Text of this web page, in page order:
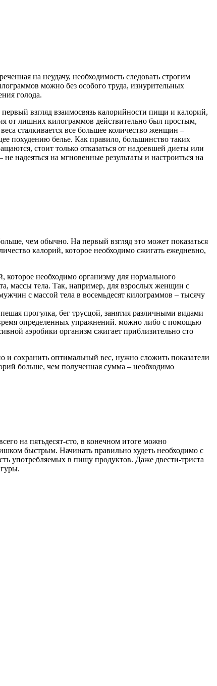
на неудачу, необходимость следовать строгим
можно без особого труда, изнурительных
голода.
взгляд взаимосвязь калорийности пищи и калорий,
от лишних килограммов действительно был простым,
сталкивается все большее количество женщин –
похудению белье. Как правило, большинство таких
стоит только отказаться от надоевшей диеты или
надеяться на мгновенные результаты и настроиться на
чем обычно. На первый взгляд это может показаться
калорий, которое необходимо сжигать ежедневно,
которое необходимо организму для нормального
массы тела. Так, например, для взрослых женщин с
с массой тела в восемьдесят килограммов – тысячу
прогулка, бег трусцой, занятия различными видами
время определенных упражнений. можно либо с помощью
аэробики организм сжигает приблизительно сто
и сохранить оптимальный вес, нужно сложить показатели
больше, чем полученная сумма – необходимо
на пятьдесят-сто, в конечном итоге можно
быстрым. Начинать правильно худеть необходимо с
употребляемых в пищу продуктов. Даже двести-триста